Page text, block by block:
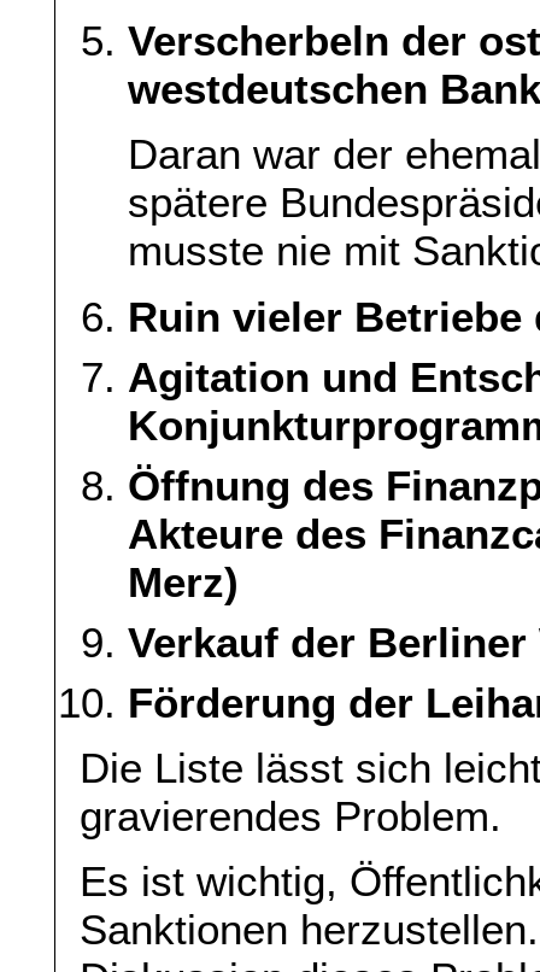
Verscherbeln der
westdeutschen
Daran war der
spätere
musste nie mit
Ruin vieler Betriebe
Agitation und
Öffnung des
Akteure des
Merz)
Verkauf der Berliner
Förderung der
Die Liste lässt sich
gravierendes Problem.
Es ist wichtig,
Sanktionen